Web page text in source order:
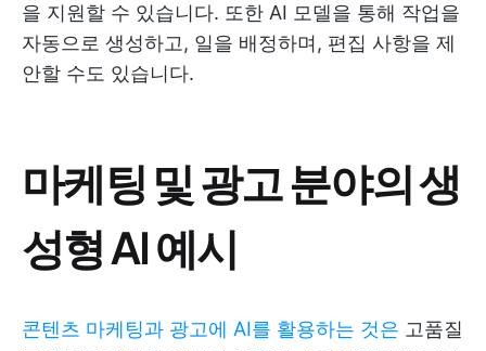
을 지원할 수 있습니다. 또한 AI 모델을 통해 작업을
자동으로 생성하고, 일을 배정하며, 편집 사항을 제
안할 수도 있습니다.
마케팅 및 광고 분야의 생
성형 AI 예시
콘텐츠 마케팅과 광고에 AI를 활용하는 것은 고품질